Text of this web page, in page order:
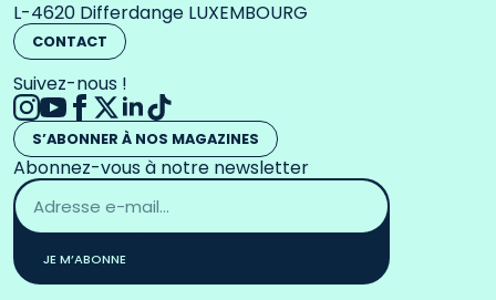
L-4620 Differdange LUXEMBOURG
CONTACT
Suivez-nous !
S’ABONNER À NOS MAGAZINES
Abonnez-vous à notre newsletter
Adresse
email
*
JE M’ABONNE